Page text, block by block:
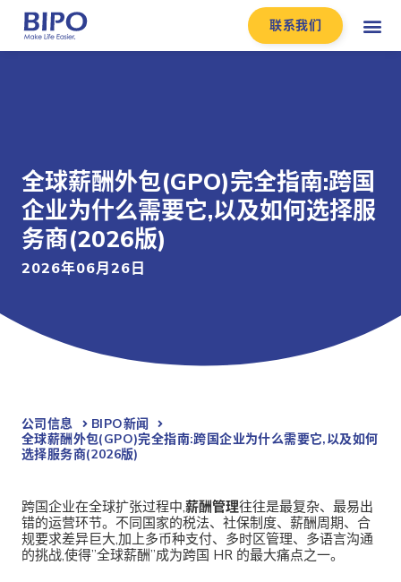
联系我们
全球薪酬外包(GPO)完全指南:跨国
企业为什么需要它,以及如何选择服
务商(2026版)
2026年06月26日
公司信息
BIPO新闻​
全球薪酬外包(GPO)完全指南:跨国企业为什么需要它,以及如何
选择服务商(2026版)
跨国企业在全球扩张过程中,薪酬管理往往是最复杂、最易出
错的运营环节。不同国家的税法、社保制度、薪酬周期、合
规要求差异巨大,加上多币种支付、多时区管理、多语言沟通
的挑战,使得”全球薪酬”成为跨国 HR 的最大痛点之一。